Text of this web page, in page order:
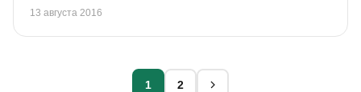
эксплуатацией данного источника не возникает. С
13 августа 2016
1 2